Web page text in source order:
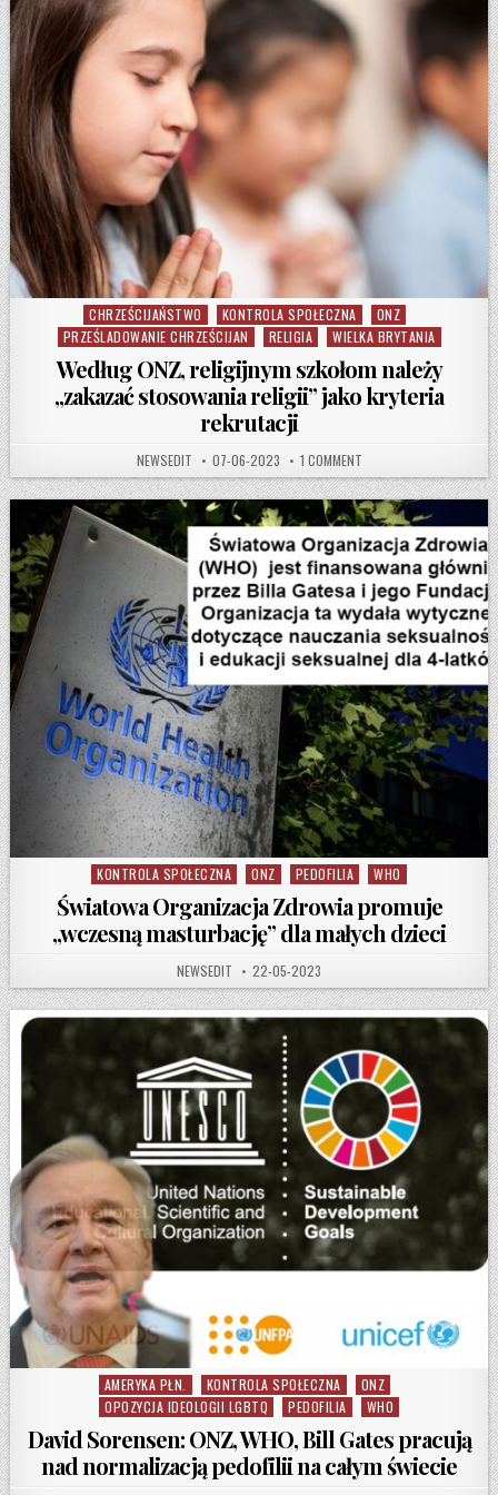
Posted in
CHRZEŚCIJAŃSTWO KONTROLA SPOŁECZNA
ONZ
PRZEŚLADOWANIE CHRZEŚCIJAN
RELIGIA WIELKA BRYTANIA
Według ONZ, religijnym szkołom należy
„zakazać stosowania religii” jako kryteria
rekrutacji
AUTHOR:
NEWSEDIT PUBLISHED DATE:
07-06-2023 1 COMMENTON WEDŁUG ONZ,
Posted in
KONTROLA SPOŁECZNA ONZ PEDOFILIA WHO
Światowa Organizacja Zdrowia promuje
„wczesną masturbację” dla małych dzieci
AUTHOR:
NEWSEDIT PUBLISHED DATE:
22-05-2023
Posted in
AMERYKA PŁN. KONTROLA SPOŁECZNA
ONZ
OPOZYCJA IDEOLOGII LGBTQ
PEDOFILIA WHO
David Sorensen: ONZ, WHO, Bill Gates pracują
nad normalizacją pedofilii na całym świecie